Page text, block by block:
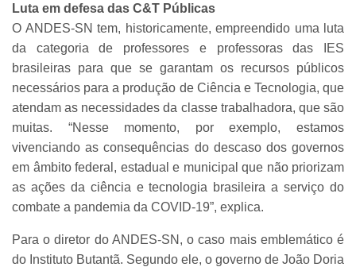
Luta em defesa das C&T Públicas
O ANDES-SN tem, historicamente, empreendido uma luta
da categoria de professores e professoras das IES
brasileiras para que se garantam os recursos públicos
necessários para a produção de Ciência e Tecnologia, que
atendam as necessidades da classe trabalhadora, que são
muitas. “Nesse momento, por exemplo, estamos
vivenciando as consequências do descaso dos governos
em âmbito federal, estadual e municipal que não priorizam
as ações da ciência e tecnologia brasileira a serviço do
combate a pandemia da COVID-19”, explica.
Para o diretor do ANDES-SN, o caso mais emblemático é
do Instituto Butantã. Segundo ele, o governo de João Doria